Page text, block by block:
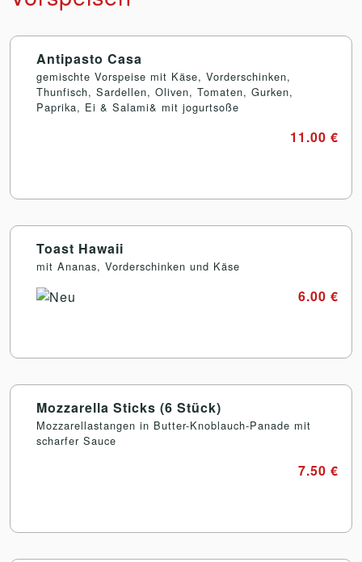
Antipasto Casa
gemischte Vorspeise mit Käse, Vorderschinken,
Thunfisch, Sardellen, Oliven, Tomaten, Gurken,
Paprika, Ei & Salami& mit jogurtsoße
11.00 €
Toast Hawaii
mit Ananas, Vorderschinken und Käse
6.00 €
Mozzarella Sticks (6 Stück)
Mozzarellastangen in Butter-Knoblauch-Panade mit
scharfer Sauce
7.50 €